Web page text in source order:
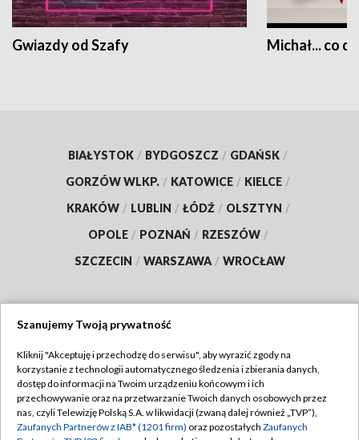
Gwiazdy od Szafy Michał... co
BIAŁYSTOK / BYDGOSZCZ / GDAŃSK /
GORZÓW WLKP. / KATOWICE / KIELCE /
KRAKÓW / LUBLIN / ŁÓDŹ / OLSZTYN /
OPOLE / POZNAŃ / RZESZÓW /
SZCZECIN / WARSZAWA / WROCŁAW
TVP
Abonament TVP
Emisja w TVP
Regulamin TVP
Polityka prywatności
Szanujemy Twoją prywatność
Kliknij "Akceptuję i przechodzę do serwisu", aby wyrazić zgody na
korzystanie z technologii automatycznego śledzenia i zbierania danych,
dostęp do informacji na Twoim urządzeniu końcowym i ich
przechowywanie oraz na przetwarzanie Twoich danych osobowych przez
nas, czyli Telewizję Polską S.A. w likwidacji (zwaną dalej również „TVP”),
Zaufanych Partnerów z IAB* (1201 firm) oraz pozostałych Zaufanych